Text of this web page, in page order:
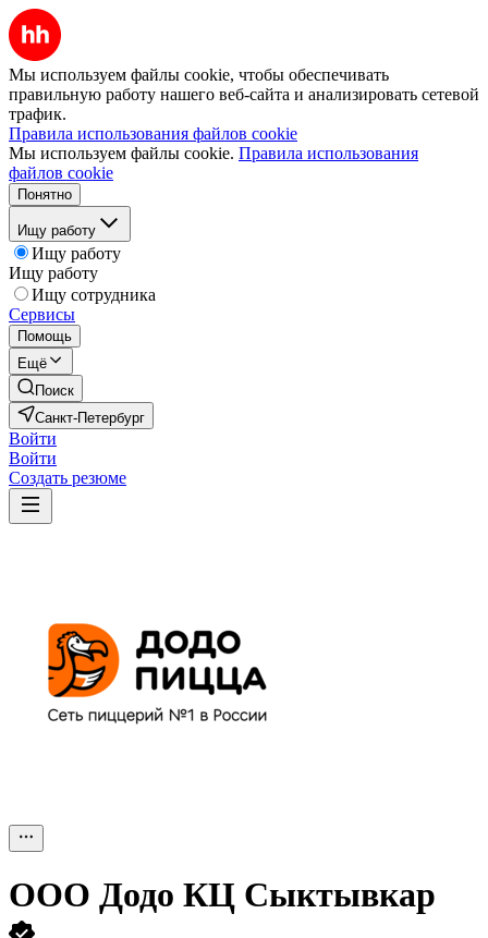
Мы используем файлы cookie, чтобы обеспечивать
правильную работу нашего веб-сайта и анализировать сетевой
трафик.
Правила использования файлов cookie
Мы используем файлы cookie. Правила использования
файлов cookie
Понятно
Ищу работу
Ищу работу
Ищу работу
Ищу сотрудника
Сервисы
Помощь
Ещё
Поиск
Санкт-Петербург
Войти
Войти
Создать резюме
ООО Додо КЦ Сыктывкар